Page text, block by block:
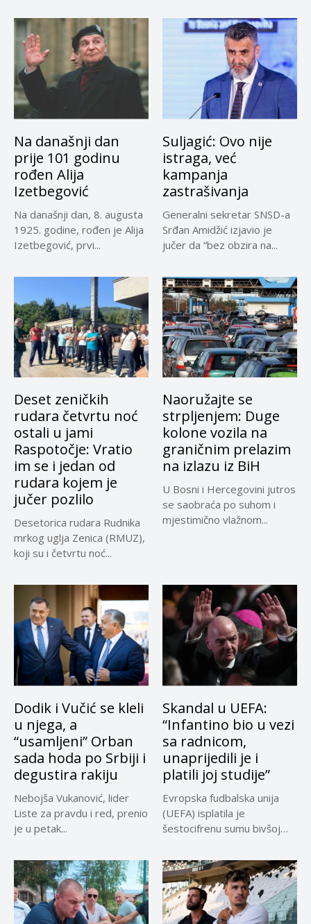
Na današnji dan
prije 101 godinu
rođen Alija
Izetbegović
Na današnji dan, 8. augusta
1925. godine, rođen je Alija
Izetbegović, prvi...
Suljagić: Ovo nije
istraga, već
kampanja
zastrašivanja
Generalni sekretar SNSD-a
Srđan Amidžić izjavio je
jučer da “bez obzira na...
Deset zeničkih
rudara četvrtu noć
ostali u jami
Raspotočje: Vratio
im se i jedan od
rudara kojem je
jučer pozlilo
Desetorica rudara Rudnika
mrkog uglja Zenica (RMUZ),
koji su i četvrtu noć...
Naoružajte se
strpljenjem: Duge
kolone vozila na
graničnim prelazim
na izlazu iz BiH
U Bosni i Hercegovini jutros
se saobraća po suhom i
mjestimično vlažnom...
Dodik i Vučić se kleli
u njega, a
“usamljeni” Orban
sada hoda po Srbiji i
degustira rakiju
Nebojša Vukanović, lider
Liste za pravdu i red, prenio
je u petak...
Skandal u UEFA:
“Infantino bio u vezi
sa radnicom,
unaprijedili je i
platili joj studije”
Evropska fudbalska unija
(UEFA) isplatila je
šestocifrenu sumu bivšoj